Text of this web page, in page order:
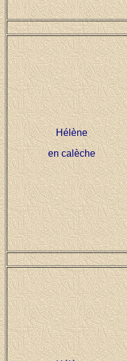
Hélène
en calèche